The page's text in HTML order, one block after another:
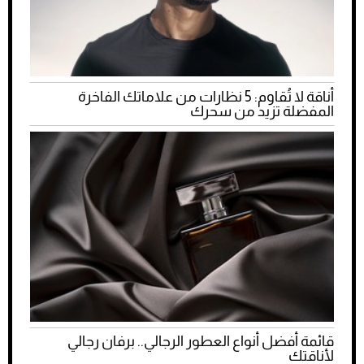
أناقة لا تُقاوم: 5 نظارات من علاماتك الفاخرة
المفضلة تزيد من سحرك
قائمة أفضل أنواع العطور الرجالي.. برفان رجالي
لأناقتك